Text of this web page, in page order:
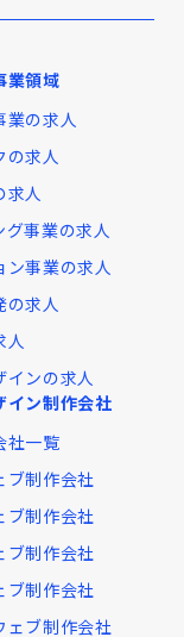
業領域
業の求人
の求人
求人
グ事業の求人
ン事業の求人
の求人
人
インの求人
イン制作会社
社一覧
ブ制作会社
ブ制作会社
ブ制作会社
ブ制作会社
ェブ制作会社